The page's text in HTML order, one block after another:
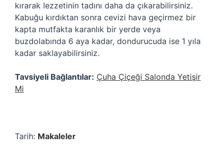
kırarak lezzetinin tadını daha da çıkarabilirsiniz.
Kabuğu kırdıktan sonra cevizi hava geçirmez bir
kapta mutfakta karanlık bir yerde veya
buzdolabında 6 aya kadar, dondurucuda ise 1 yıla
kadar saklayabilirsiniz.
Tavsiyeli Bağlantılar: Çuha Çiçeği Salonda Yetişir
Mi
Tarih: Makaleler